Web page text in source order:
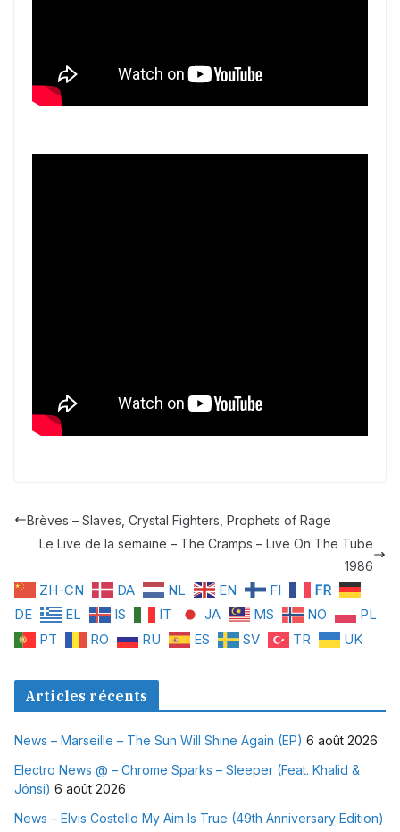
Brèves – Slaves, Crystal Fighters, Prophets of Rage
Le Live de la semaine – The Cramps – Live On The Tube
1986
ZH-CN DA NL EN FI
FR
DE
EL IS IT JA MS NO
PL
PT
RO RU ES SV TR UK
Articles récents
News – Marseille – The Sun Will Shine Again (EP) 6 août 2026
Electro News @ – Chrome Sparks – Sleeper (Feat. Khalid &
Jónsi) 6 août 2026
News – Elvis Costello My Aim Is True (49th Anniversary Edition)